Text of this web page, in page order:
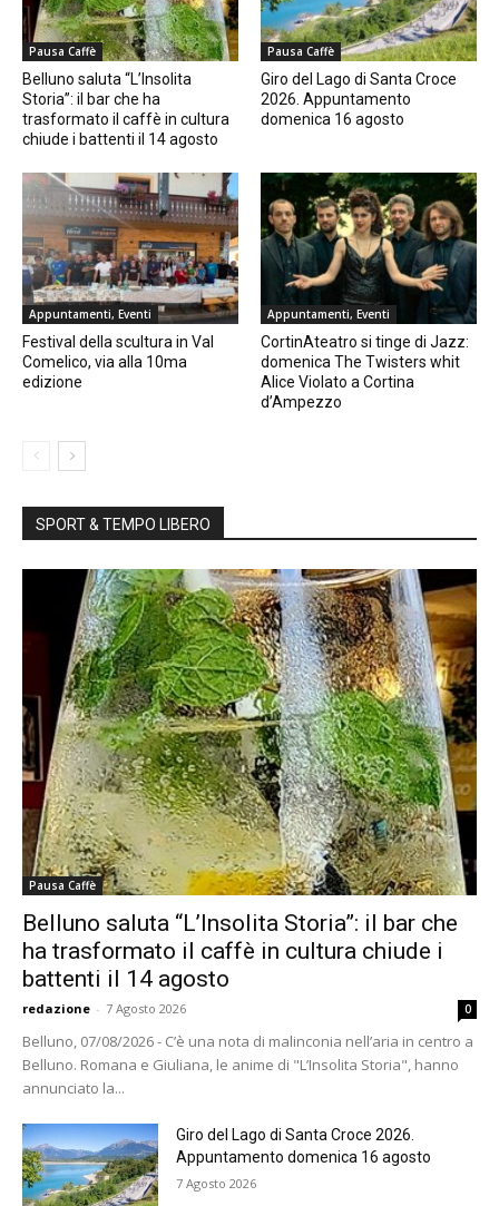
Pausa Caffè
Belluno saluta “L’Insolita
Storia”: il bar che ha
trasformato il caffè in cultura
chiude i battenti il 14 agosto
Pausa Caffè
Giro del Lago di Santa Croce
2026. Appuntamento
domenica 16 agosto
Appuntamenti, Eventi
Festival della scultura in Val
Comelico, via alla 10ma
edizione
Appuntamenti, Eventi
CortinAteatro si tinge di Jazz:
domenica The Twisters whit
Alice Violato a Cortina
d’Ampezzo
SPORT & TEMPO LIBERO
Pausa Caffè
Belluno saluta “L’Insolita Storia”: il bar che
ha trasformato il caffè in cultura chiude i
battenti il 14 agosto
redazione - 7 Agosto 2026 0
Belluno, 07/08/2026 - C’è una nota di malinconia nell’aria in centro a
Belluno. Romana e Giuliana, le anime di "L’Insolita Storia", hanno
annunciato la...
Giro del Lago di Santa Croce 2026.
Appuntamento domenica 16 agosto
7 Agosto 2026